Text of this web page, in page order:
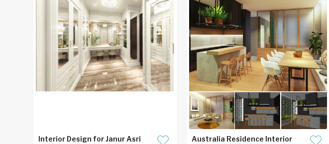
Interior Design for Janur Asri
Australia Residence Interior